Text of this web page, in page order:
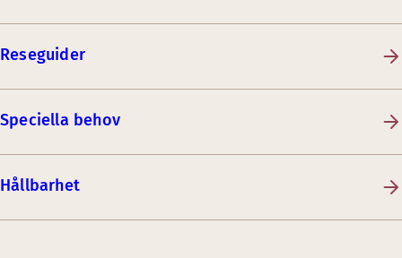
Reseguider
Speciella behov
Hållbarhet